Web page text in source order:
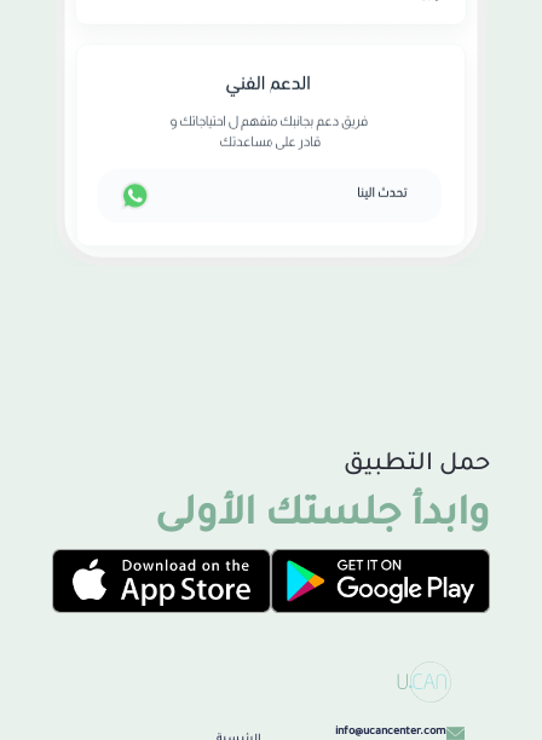
info@ucancenter.com
حمل التطبيق
وابدأ جلستك الأولى